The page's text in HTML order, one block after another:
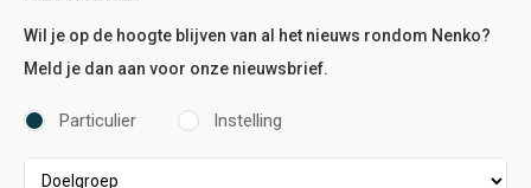
Wil je op de hoogte blijven van al het nieuws rondom Nenko?
Meld je dan aan voor onze nieuwsbrief.
Particulier Instelling